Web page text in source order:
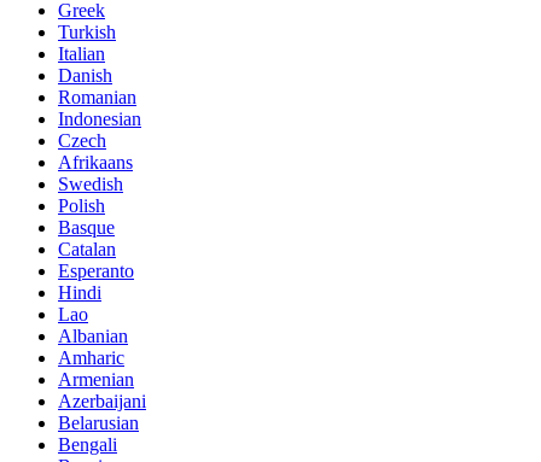
Greek
Turkish
Italian
Danish
Romanian
Indonesian
Czech
Afrikaans
Swedish
Polish
Basque
Catalan
Esperanto
Hindi
Lao
Albanian
Amharic
Armenian
Azerbaijani
Belarusian
Bengali